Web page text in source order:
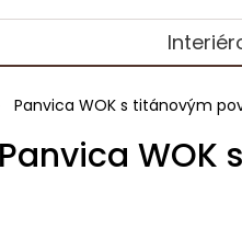
Panvica WOK s titánovým
Panvica WOK